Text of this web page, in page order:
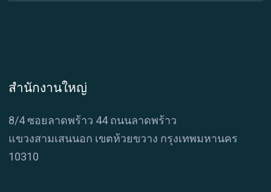
สำนักงานใหญ่
8/4 ซอยลาดพร้าว 44 ถนนลาดพร้าว
แขวงสามเสนนอก เขตห้วยขวาง กรุงเทพมหานคร
10310